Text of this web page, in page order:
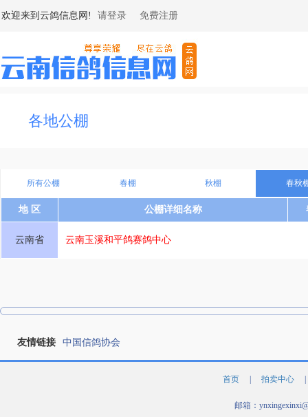
欢迎来到云鸽信息网! 请登录 免费注册
各地公棚
所有公棚 春棚 秋棚 春秋
地 区 公棚详细名称
云南省 云南玉溪和平鸽赛鸽中心
友情链接 中国信鸽协会
首页 拍卖中心
邮箱：